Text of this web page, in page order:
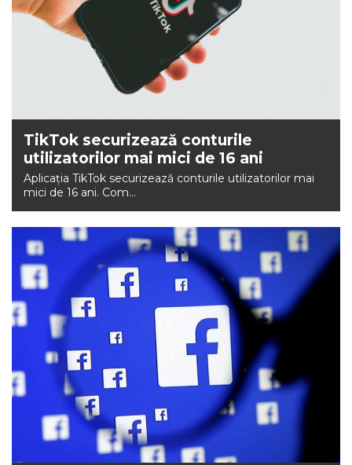
TikTok securizează conturile
utilizatorilor mai mici de 16 ani
Aplicația TikTok securizează conturile utilizatorilor mai
mici de 16 ani. Com...